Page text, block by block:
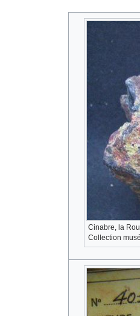
Cinabre, la
Collection